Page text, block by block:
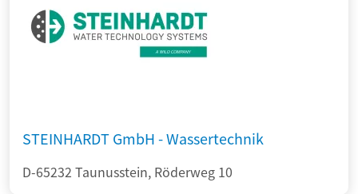
STEINHARDT GmbH - Wassertechnik
D-65232 Taunusstein, Röderweg 10